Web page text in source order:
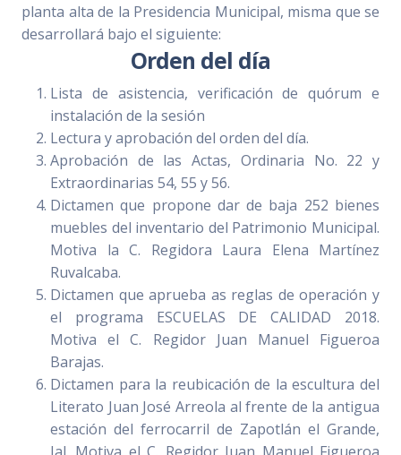
planta alta de la Presidencia Municipal, misma que se
desarrollará bajo el siguiente:
Orden del día
Lista de asistencia, verificación de quórum e
instalación de la sesión
Lectura y aprobación del orden del día.
Aprobación de las Actas, Ordinaria No. 22 y
Extraordinarias 54, 55 y 56.
Dictamen que propone dar de baja 252 bienes
muebles del inventario del Patrimonio Municipal.
Motiva la C. Regidora Laura Elena Martínez
Ruvalcaba.
Dictamen que aprueba as reglas de operación y
el programa ESCUELAS DE CALIDAD 2018.
Motiva el C. Regidor Juan Manuel Figueroa
Barajas.
Dictamen para la reubicación de la escultura del
Literato Juan José Arreola al frente de la antigua
estación del ferrocarril de Zapotlán el Grande,
Jal. Motiva el C. Regidor Juan Manuel Figueroa